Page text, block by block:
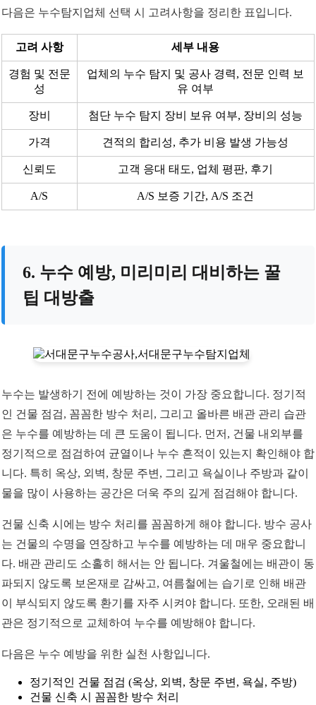
다음은 누수탐지업체 선택 시 고려사항을 정리한 표입니다.
고려 사항 세부 내용
경험 및 전문
성
업체의 누수 탐지 및 공사 경력, 전문 인력 보
유 여부
장비 첨단 누수 탐지 장비 보유 여부, 장비의 성능
가격 견적의 합리성, 추가 비용 발생 가능성
신뢰도 고객 응대 태도, 업체 평판, 후기
A/S A/S 보증 기간, A/S 조건
6. 누수 예방, 미리미리 대비하는 꿀
팁 대방출
누수는 발생하기 전에 예방하는 것이 가장 중요합니다. 정기적
인 건물 점검, 꼼꼼한 방수 처리, 그리고 올바른 배관 관리 습관
은 누수를 예방하는 데 큰 도움이 됩니다. 먼저, 건물 내외부를
정기적으로 점검하여 균열이나 누수 흔적이 있는지 확인해야 합
니다. 특히 옥상, 외벽, 창문 주변, 그리고 욕실이나 주방과 같이
물을 많이 사용하는 공간은 더욱 주의 깊게 점검해야 합니다.
건물 신축 시에는 방수 처리를 꼼꼼하게 해야 합니다. 방수 공사
는 건물의 수명을 연장하고 누수를 예방하는 데 매우 중요합니
다. 배관 관리도 소홀히 해서는 안 됩니다. 겨울철에는 배관이 동
파되지 않도록 보온재로 감싸고, 여름철에는 습기로 인해 배관
이 부식되지 않도록 환기를 자주 시켜야 합니다. 또한, 오래된 배
관은 정기적으로 교체하여 누수를 예방해야 합니다.
다음은 누수 예방을 위한 실천 사항입니다.
정기적인 건물 점검 (옥상, 외벽, 창문 주변, 욕실, 주방)
건물 신축 시 꼼꼼한 방수 처리